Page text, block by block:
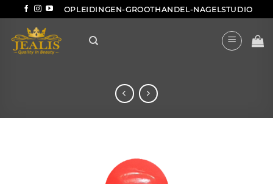
naar
inhoud
OPLEIDINGEN-GROOTHANDEL-NAGELSTUDIO